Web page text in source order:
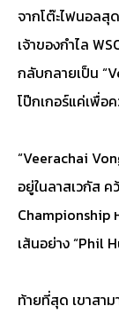
จากโต๊ะไฟนอลสุ
เจ้าของกำไล
กลับกลายเป็น
โป๊กเกอร์แค่เพื่อ
“Veerachai
อยู่ในลาสเวกัส
Championship
เส้นอย่าง “Phil
ท้ายที่สุด เขาสา